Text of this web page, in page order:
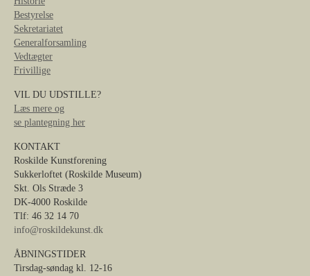
Bestyrelse
Sekretariatet
Generalforsamling
Vedtægter
Frivillige
VIL DU UDSTILLE?
Læs mere og
se plantegning her
KONTAKT
Roskilde Kunstforening
Sukkerloftet (Roskilde Museum)
Skt. Ols Stræde 3
DK-4000 Roskilde
Tlf: 46 32 14 70
info@roskildekunst.dk
ÅBNINGSTIDER
Tirsdag-søndag kl. 12-16